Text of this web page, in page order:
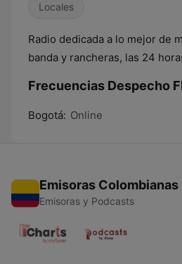
Locales
Radio dedicada a lo mejor de
banda y rancheras, las 24
Frecuencias Despecho
Bogotá: Online
Emisoras Colombianas
Emisoras y Podcasts